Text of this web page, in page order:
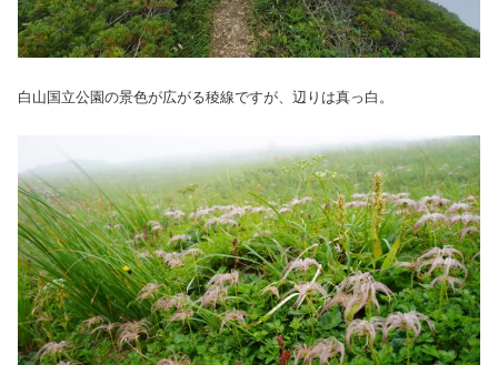
白山国立公園の景色が広がる稜線ですが、辺りは真っ白。